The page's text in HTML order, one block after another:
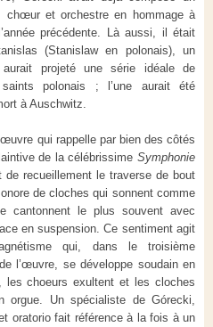
chœur et orchestre en hommage à
précédente. Là aussi, il était
(Stanislaw en polonais), un
projeté une série idéale de
polonais ; l’une aurait été
à Auschwitz.
qui rappelle par bien des côtés
de la célébrissime Symphonie
de recueillement le traverse de bout
de cloches qui sonnent comme
le plus souvent avec
en suspension. Ce sentiment agit
qui, dans le troisième
l’œuvre, se développe soudain en
les choeurs exultent et les cloches
Un spécialiste de Górecki,
oratorio fait référence à la fois à un